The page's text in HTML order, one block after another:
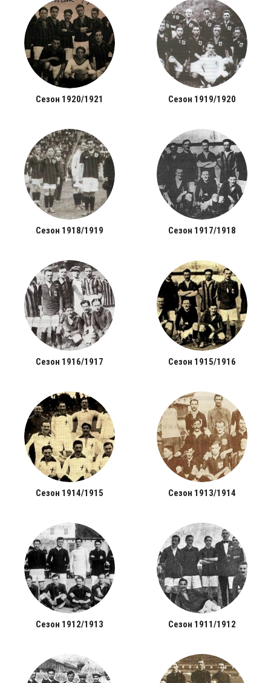
Сезон 1920/1921 Сезон 1919/1920
Сезон 1918/1919 Сезон 1917/1918
Сезон 1916/1917 Сезон 1915/1916
Сезон 1914/1915 Сезон 1913/1914
Сезон 1912/1913 Сезон 1911/1912